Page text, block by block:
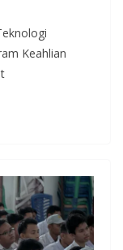
Keahlian